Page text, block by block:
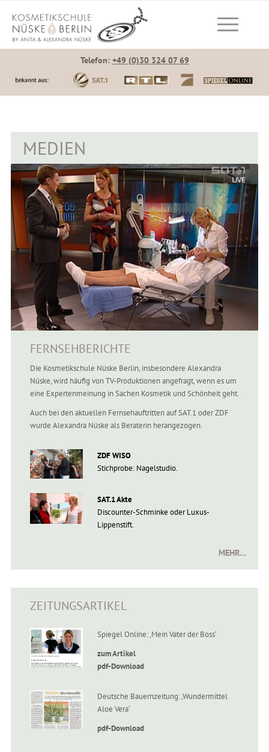
Telefon: +49 (0)30 324 07 69
MEDIEN
FERNSEHBERICHTE
Die Kosmetikschule Nüske Berlin, insbesondere Alexandra
Nüske, wird häufig von TV-Produktionen angefragt, wenn es um
eine Expertenmeinung in Sachen Kosmetik und Schönheit geht.
Auch bei den aktuellen Fernsehauftritten auf SAT.1 oder ZDF
wurde Alexandra Nüske als Beraterin herangezogen.
ZDF WISO
Stichprobe: Nagelstudio.
SAT.1 Akte
Discounter-Schminke oder Luxus-
Lippenstift.
MEHR…
ZEITUNGSARTIKEL
Spiegel Online: ‚Mein Vater der Boss‘
zum Artikel
pdf-Download
Deutsche Bauernzeitung: ‚Wundermittel
Aloe Vera‘
pdf-Download